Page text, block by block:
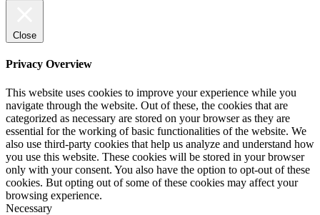
Close
Privacy Overview
This website uses cookies to improve your experience while you
navigate through the website. Out of these, the cookies that are
categorized as necessary are stored on your browser as they are
essential for the working of basic functionalities of the website. We
also use third-party cookies that help us analyze and understand how
you use this website. These cookies will be stored in your browser
only with your consent. You also have the option to opt-out of these
cookies. But opting out of some of these cookies may affect your
browsing experience.
Necessary